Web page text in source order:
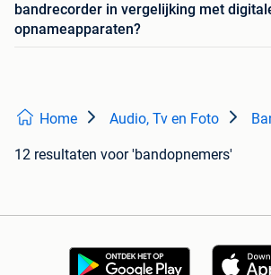
bandrecorder in vergelijking met
opnameapparaten?
Home Audio, Tv en Foto
12 resultaten voor 'bandopnemers'